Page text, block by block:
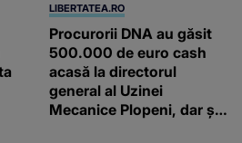
LIBERTATEA.RO
Procurorii DNA au găsit
500.000 de euro cash
acasă la directorul
general al Uzinei
Mecanice Plopeni, dar și